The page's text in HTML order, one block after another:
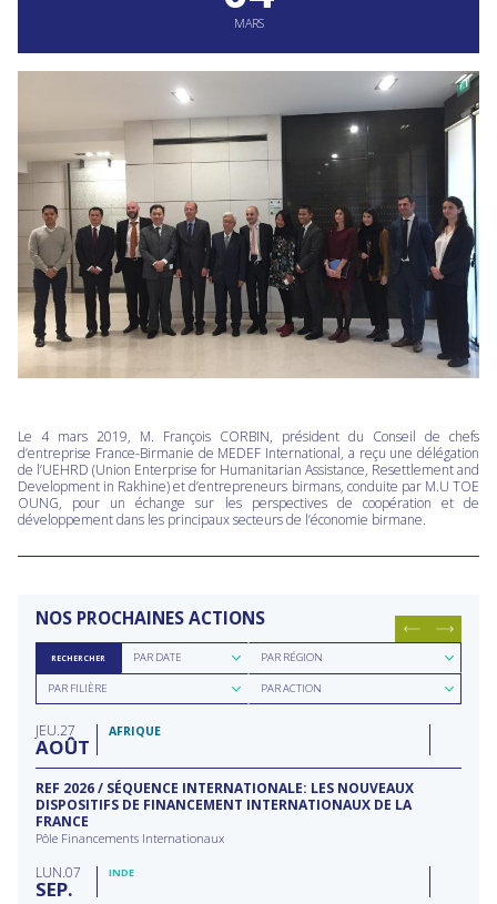
MARS
Le 4 mars 2019, M. François CORBIN, président du Conseil de chefs
d’entreprise France-Birmanie de MEDEF International, a reçu une délégation
de l’UEHRD (Union Enterprise for Humanitarian Assistance, Resettlement and
Development in Rakhine) et d’entrepreneurs birmans, conduite par M.U TOE
OUNG, pour un échange sur les perspectives de coopération et de
développement dans les principaux secteurs de l’économie birmane.
NOS PROCHAINES ACTIONS
RECHERCHER
Rechercher
parPAR DATE
Rechercher
par
région
PAR RÉGION
Rechercher
parPAR FILIÈRE
Rechercher
parPAR ACTION
JEU 27
AOÛT
AFRIQUE
REF 2026 / SÉQUENCE INTERNATIONALE: LES NOUVEAUX
DISPOSITIFS DE FINANCEMENT INTERNATIONAUX DE LA
FRANCE
Pôle Financements Internationaux
LUN 07
SEP
INDE